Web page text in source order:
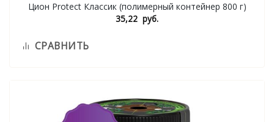
Цион Protect Классик (полимерный контейнер 800 г)
35,22 руб.
СРАВНИТЬ